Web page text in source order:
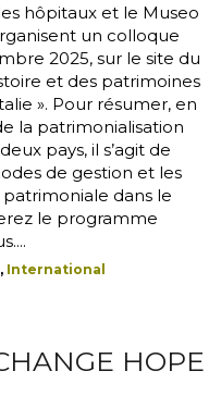
hôpitaux et le Museo
un colloque
2025, sur le site du
et des patrimoines
». Pour résumer, en
la patrimonialisation
pays, il s’agit de
de gestion et les
patrimoniale dans le
le programme
, International
HOPE